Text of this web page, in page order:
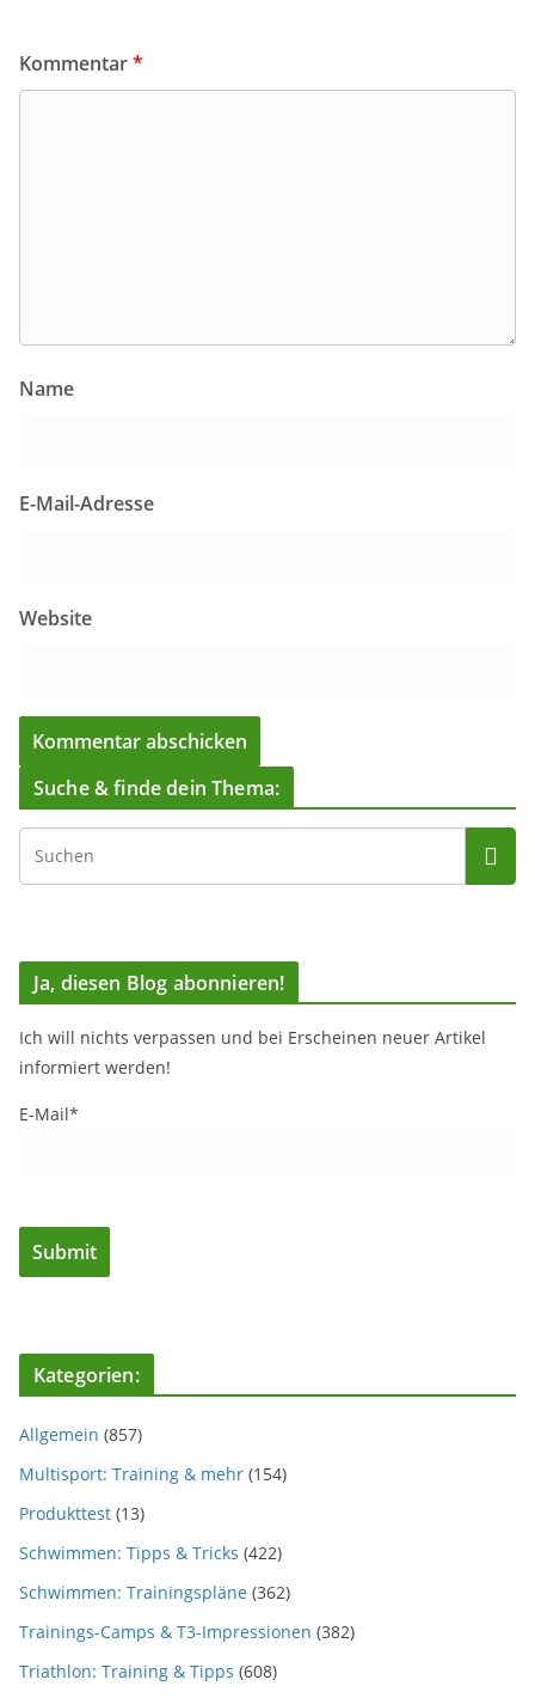
Kommentar*
Name
E-Mail-Adresse
Website
Suche & finde dein Thema:
Ja, diesen Blog abonnieren!
Ich will nichts verpassen und bei Erscheinen neuer Artikel
informiert werden!
E-Mail*
Kategorien:
Allgemein (857)
Multisport: Training & mehr (154)
Produkttest (13)
Schwimmen: Tipps & Tricks (422)
Schwimmen: Trainingspläne (362)
Trainings-Camps & T3-Impressionen (382)
Triathlon: Training & Tipps (608)